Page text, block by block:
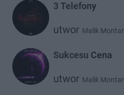
3 Telefony
utwor Malik
Sukcesu Cena
utwor Malik